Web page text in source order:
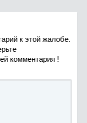
к этой жалобе.
комментария !